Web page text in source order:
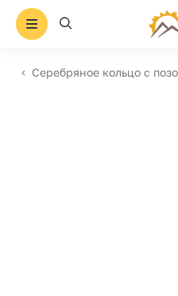
Серебряное кольцо с